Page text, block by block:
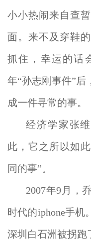
小小热闹来自查
面。来不及穿鞋
抓住，幸运的话
年“孙志刚事件”
成一件寻常的事。
经济学家张
此，它之所以如
同的事”。
2007年9月，
时代的iphone手机
深圳白石洲被拐跑